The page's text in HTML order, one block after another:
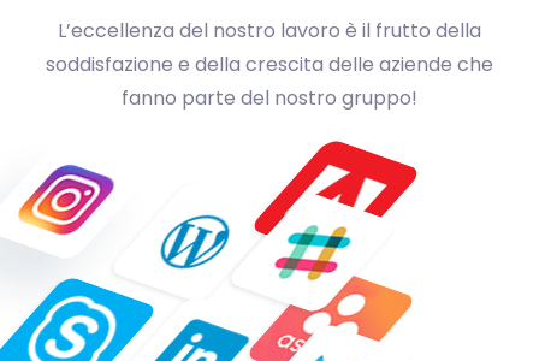
L’eccellenza del nostro lavoro è il frutto della
soddisfazione e della crescita delle aziende che
fanno parte del nostro gruppo!